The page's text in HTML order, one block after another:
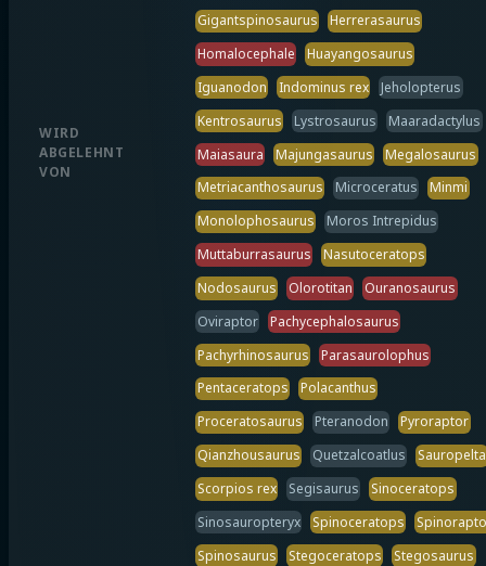
WIRD
ABGELEHNT
VON
Gigantspinosaurus
Herrerasaurus
Homalocephale
Huayangosaurus
Iguanodon
Indominus rex
Jeholopterus
Kentrosaurus
Lystrosaurus
Maaradactylus
Maiasaura
Majungasaurus
Megalosaurus
Metriacanthosaurus
Microceratus
Minmi
Monolophosaurus
Moros Intrepidus
Muttaburrasaurus
Nasutoceratops
Nodosaurus
Olorotitan
Ouranosaurus
Oviraptor
Pachycephalosaurus
Pachyrhinosaurus
Parasaurolophus
Pentaceratops
Polacanthus
Proceratosaurus
Pteranodon
Pyroraptor
Qianzhousaurus
Quetzalcoatlus
Sauropelta
Scorpios rex
Segisaurus
Sinoceratops
Sinosauropteryx
Spinoceratops
Spinosaurus
Stegoceratops
Stegosaurus